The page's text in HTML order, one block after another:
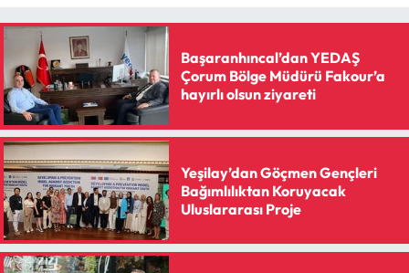
Başaranhıncal’dan YEDAŞ
Çorum Bölge Müdürü Fakour’a
hayırlı olsun ziyareti
Yeşilay’dan Göçmen Gençleri
Bağımlılıktan Koruyacak
Uluslararası Proje
Siyaset
Spor
Sungurlu Haberleri
Turizm
Uğurludağ Haberleri
Yaşam